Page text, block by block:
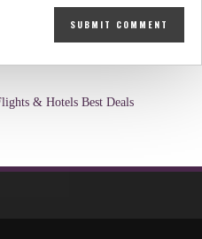
& Hotels Best Deals